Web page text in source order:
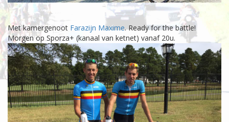
Met kamergenoot Farazijn Maxime. Ready for the battle!
Morgen op Sporza+ (kanaal van ketnet) vanaf 20u.